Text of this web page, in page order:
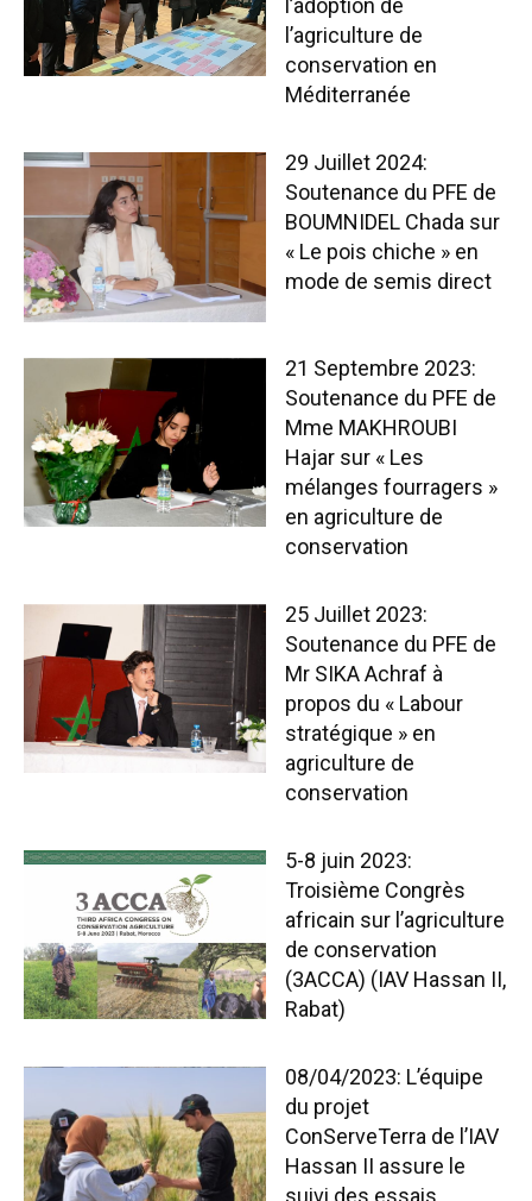
l’adoption de
l’agriculture de
conservation en
Méditerranée
29 Juillet 2024:
Soutenance du PFE de
BOUMNIDEL Chada sur
« Le pois chiche » en
mode de semis direct
21 Septembre 2023:
Soutenance du PFE de
Mme MAKHROUBI
Hajar sur « Les
mélanges fourragers »
en agriculture de
conservation
25 Juillet 2023:
Soutenance du PFE de
Mr SIKA Achraf à
propos du « Labour
stratégique » en
agriculture de
conservation
5-8 juin 2023:
Troisième Congrès
africain sur l’agriculture
de conservation
(3ACCA) (IAV Hassan II,
Rabat)
08/04/2023: L’équipe
du projet
ConServeTerra de l’IAV
Hassan II assure le
suivi des essais